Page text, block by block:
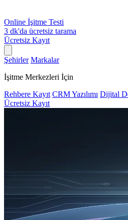
Online İşitme Testi
3 dk'da ücretsiz tarama
Ücretsiz Kayıt
Şehirler Markalar
İşitme Merkezleri İçin
Rehbere Kayıt CRM Yazılımı Dijital
Ücretsiz Kayıt